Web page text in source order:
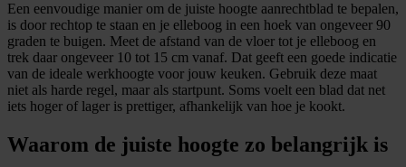
Een eenvoudige manier om de juiste hoogte aanrechtblad te bepalen,
is door rechtop te staan en je elleboog in een hoek van ongeveer 90
graden te buigen. Meet de afstand van de vloer tot je elleboog en
trek daar ongeveer 10 tot 15 cm vanaf. Dat geeft een goede indicatie
van de ideale werkhoogte voor jouw keuken. Gebruik deze maat
niet als harde regel, maar als startpunt. Soms voelt een blad dat net
iets hoger of lager is prettiger, afhankelijk van hoe je kookt.
Waarom de juiste hoogte zo belangrijk is